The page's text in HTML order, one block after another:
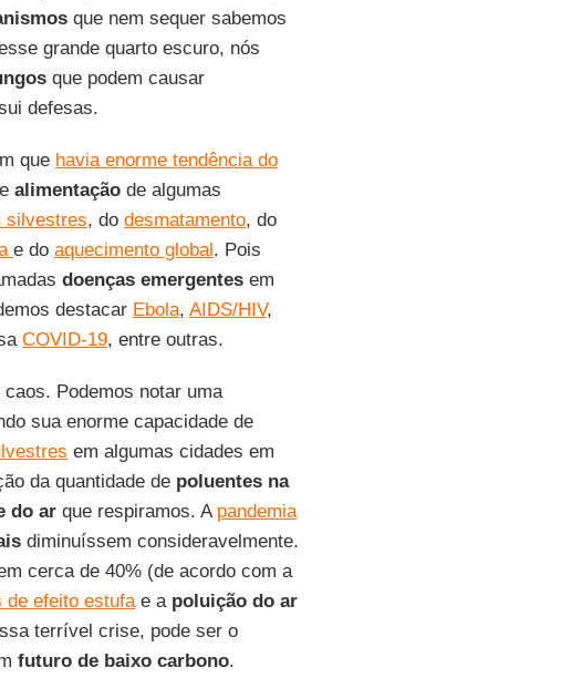
que nem sequer sabemos
grande quarto escuro, nós
que podem causar
defesas.
que havia enorme tendência do
alimentaçãode algumas
silvestres, do desmatamento, do
e do aquecimento global. Pois
doenças emergentesem
destacar Ebola, AIDS/HIV,
COVID-19, entre outras.
Podemos notar uma
sua enorme capacidade de
em algumas cidades em
da quantidade de poluentes na
do arque respiramos. A pandemia
diminuíssem consideravelmente.
cerca de 40% (de acordo com a
de efeito estufae a poluição do ar
terrível crise, pode ser o
futuro de baixo carbono.